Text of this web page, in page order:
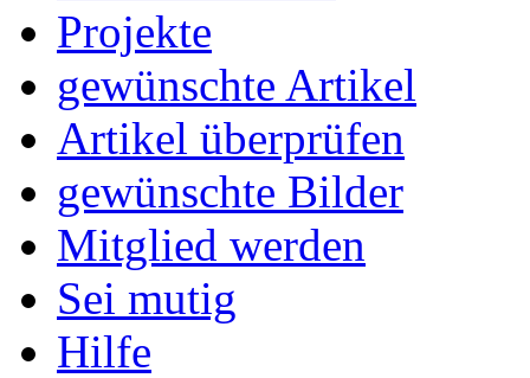
Projekte
gewünschte Artikel
Artikel überprüfen
gewünschte Bilder
Mitglied werden
Sei mutig
Hilfe